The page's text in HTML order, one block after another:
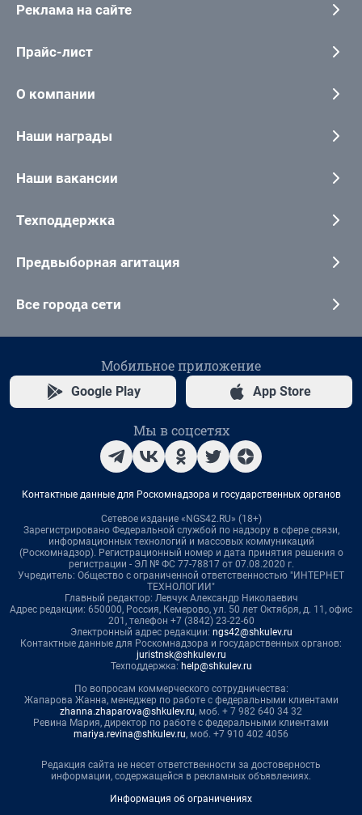
Реклама на сайте
Прайс-лист
О компании
Наши награды
Наши вакансии
Техподдержка
Предвыборная агитация
Все города сети
Мобильное приложение
Google Play App Store
Мы в соцсетях
Контактные данные для Роскомнадзора и государственных органов
Сетевое издание «NGS42.RU» (18+)
Зарегистрировано Федеральной службой по надзору в сфере связи,
информационных технологий и массовых коммуникаций
(Роскомнадзор). Регистрационный номер и дата принятия решения о
регистрации - ЭЛ № ФС 77-78817 от 07.08.2020 г.
Учредитель: Общество с ограниченной ответственностью "ИНТЕРНЕТ
ТЕХНОЛОГИИ"
Главный редактор: Левчук Александр Николаевич
Адрес редакции: 650000, Россия, Кемерово, ул. 50 лет Октября, д. 11, офис
201, телефон +7 (3842) 23-22-60
Электронный адрес редакции: ngs42@shkulev.ru
Контактные данные для Роскомнадзора и государственных органов:
juristnsk@shkulev.ru
Техподдержка: help@shkulev.ru
По вопросам коммерческого сотрудничества:
Жапарова Жанна, менеджер по работе с федеральными клиентами
zhanna.zhaparova@shkulev.ru, моб. + 7 982 640 34 32
Ревина Мария, директор по работе с федеральными клиентами
mariya.revina@shkulev.ru, моб. +7 910 402 4056
Редакция сайта не несет ответственности за достоверность
информации, содержащейся в рекламных объявлениях.
Информация об ограничениях